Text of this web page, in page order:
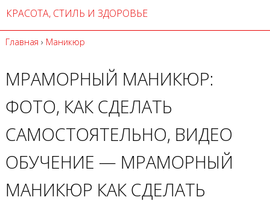
КРАСОТА, СТИЛЬ И ЗДОРОВЬЕ
Главная › Маникюр
МРАМОРНЫЙ МАНИКЮР:
ФОТО, КАК СДЕЛАТЬ
САМОСТОЯТЕЛЬНО, ВИДЕО
ОБУЧЕНИЕ — МРАМОРНЫЙ
МАНИКЮР КАК СДЕЛАТЬ